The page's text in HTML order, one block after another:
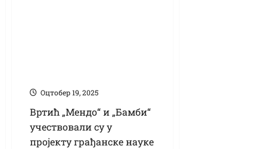
Оцтобер 19, 2025
Вртић „Мендо“ и „Бамби“
учествовали су у
пројекту грађанске науке